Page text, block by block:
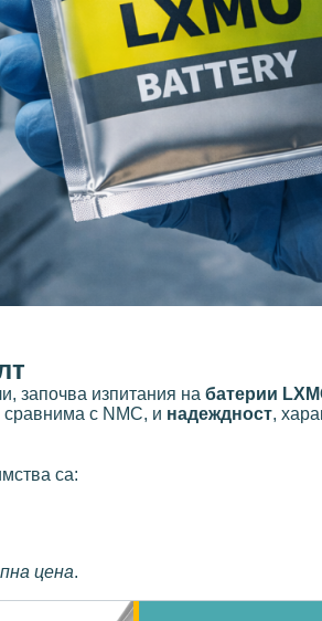
започва изпитания на батерии
сравнима с NMC, и надеждност,
са:
цена.